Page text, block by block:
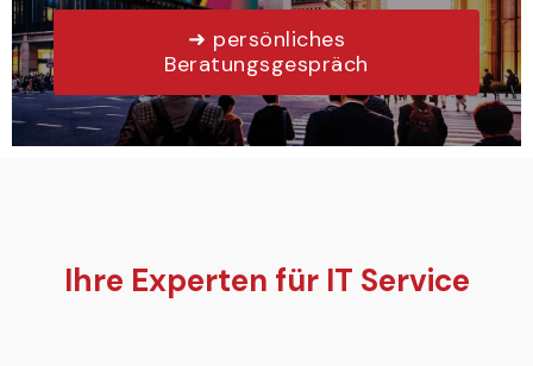
➜ persönliches
Beratungsgespräch
Ihre Experten für IT Service